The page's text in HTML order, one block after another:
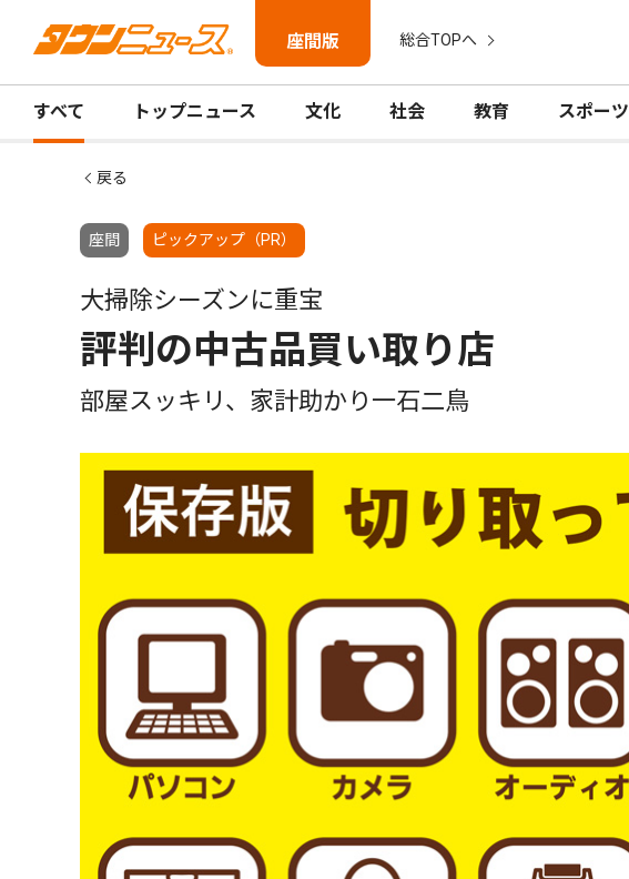
座間版 総合TOPへ
すべて トップニュース 文化 社会 教育 スポーツ
戻る
座間 ピックアップ（PR）
大掃除シーズンに重宝
評判の中古品買い取り店
部屋スッキリ、家計助かり一石二鳥